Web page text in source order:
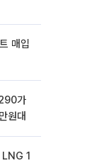
매입
가
원대
LNG 1